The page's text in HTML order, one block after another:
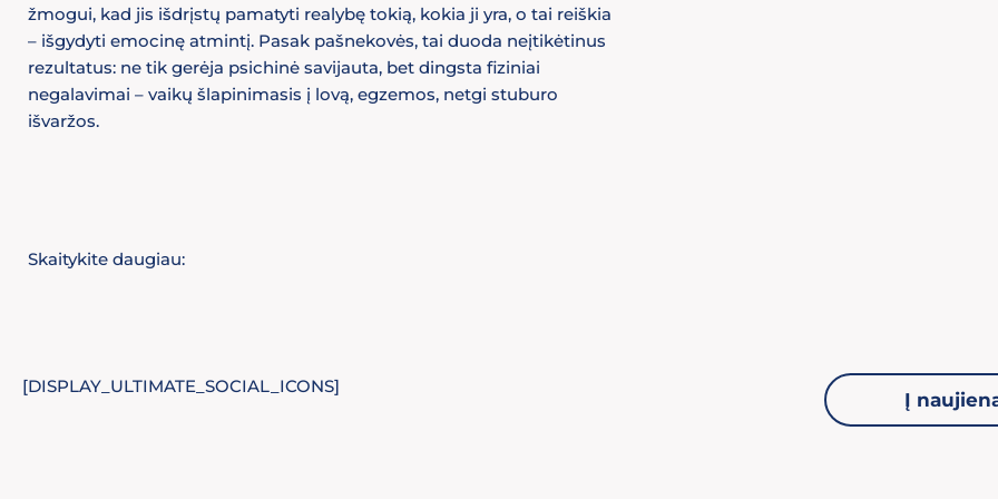
žmogui, kad jis išdrįstų pamatyti realybę tokią, kokia ji yra, o tai reiškia
– išgydyti emocinę atmintį. Pasak pašnekovės, tai duoda neįtikėtinus
rezultatus: ne tik gerėja psichinė savijauta, bet dingsta fiziniai
negalavimai – vaikų šlapinimasis į lovą, egzemos, netgi stuburo
išvaržos.
Skaitykite daugiau:
[DISPLAY_ULTIMATE_SOCIAL_ICONS]
Į